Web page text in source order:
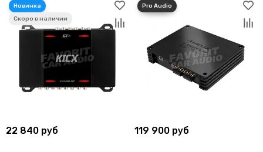
22 840 руб 119 900 руб